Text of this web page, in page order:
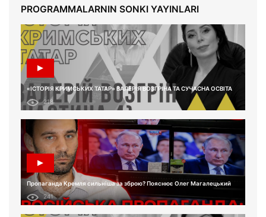
PROGRAMMALARNIN SONKI YAYINLARI
«ІСТОРІЯ КРИМСЬКИХ ТАТАР» ВАЛЕРІЯ ВОЗГРІНА ТА СУЧАСНА ОСВІТА
218
Пропаганда Кремля сильніша за зброю? Пояснює Олег Магалецький
241